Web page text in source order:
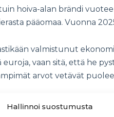
Hallinnoi suostumusta
hoiva-alan brändi
pääomaa. Vuonna
valmistunut
vaan sitä, että he
arvot vetävät